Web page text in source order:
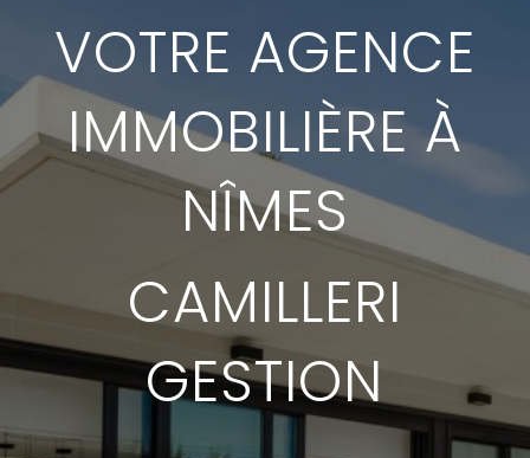
VOTRE AGENCE
IMMOBILIÈRE À
NÎMES
CAMILLERI
GESTION